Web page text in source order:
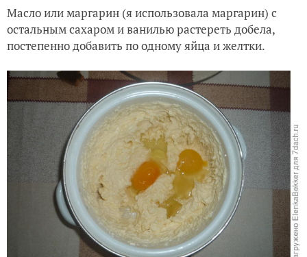
Масло или маргарин (я использовала маргарин) с
остальным сахаром и ванилью растереть добела,
постепенно добавить по одному яйца и желтки.